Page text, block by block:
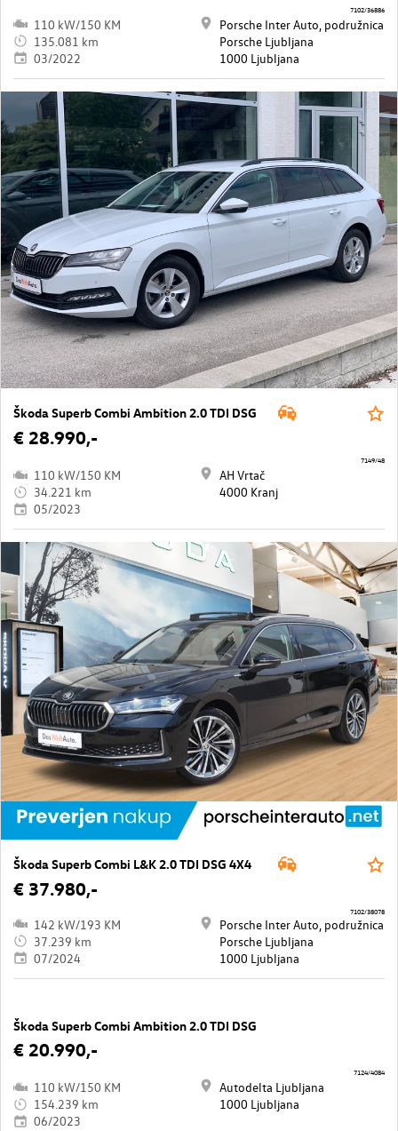
110 kW/150 KM
135.081 km
03/2022
Porsche Inter Auto, podružnica
Porsche Ljubljana
1000 Ljubljana
7102/36886
Škoda Superb Combi Ambition 2.0 TDI DSG
€ 28.990,-
110 kW/150 KM
34.221 km
05/2023
AH Vrtač
4000 Kranj
7149/48
Škoda Superb Combi L&K 2.0 TDI DSG 4X4
€ 37.980,-
142 kW/193 KM
37.239 km
07/2024
Porsche Inter Auto, podružnica
Porsche Ljubljana
1000 Ljubljana
7102/38078
Škoda Superb Combi Ambition 2.0 TDI DSG
€ 20.990,-
110 kW/150 KM
154.239 km
06/2023
Autodelta Ljubljana
1000 Ljubljana
7124/4084